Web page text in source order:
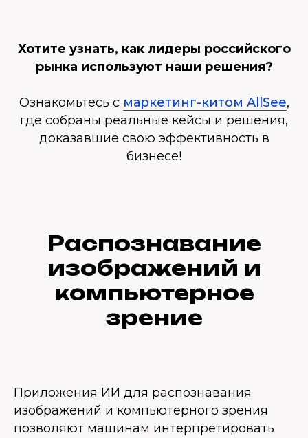
Хотите узнать, как лидеры российского
рынка используют наши решения?
Ознакомьтесь с маркетинг-китом AllSee,
где собраны реальные кейсы и решения,
доказавшие свою эффективность в
бизнесе!
Распознавание
изображений и
компьютерное
зрение
Приложения ИИ для распознавания
изображений и компьютерного зрения
позволяют машинам интерпретировать